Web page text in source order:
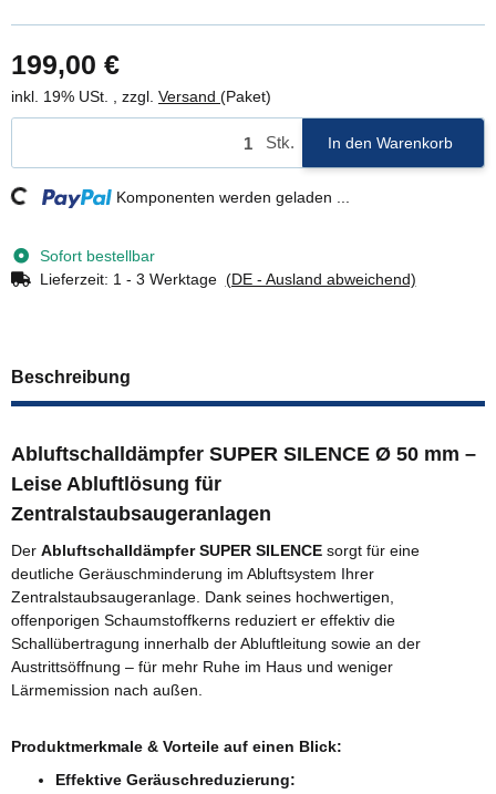
199,00 €
inkl. 19% USt. , zzgl. Versand (Paket)
Stk. In den Warenkorb
Komponenten werden geladen ...
Sofort bestellbar
Lieferzeit: 1 - 3 Werktage (DE - Ausland abweichend)
Beschreibung
Abluftschalldämpfer SUPER SILENCE Ø 50 mm –
Leise Abluftlösung für
Zentralstaubsaugeranlagen
Der Abluftschalldämpfer SUPER SILENCE sorgt für eine
deutliche Geräuschminderung im Abluftsystem Ihrer
Zentralstaubsaugeranlage. Dank seines hochwertigen,
offenporigen Schaumstoffkerns reduziert er effektiv die
Schallübertragung innerhalb der Abluftleitung sowie an der
Austrittsöffnung – für mehr Ruhe im Haus und weniger
Lärmemission nach außen.
Produktmerkmale & Vorteile auf einen Blick:
Effektive Geräuschreduzierung: